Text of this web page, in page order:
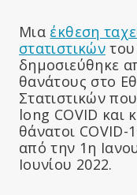
Μια έκθεση
στατιστικώντου
δημοσιεύθηκε
θανάτους στο
Στατιστικών
long COVID και
θάνατοι COVID-
από την 1η
Ιουνίου 2022.